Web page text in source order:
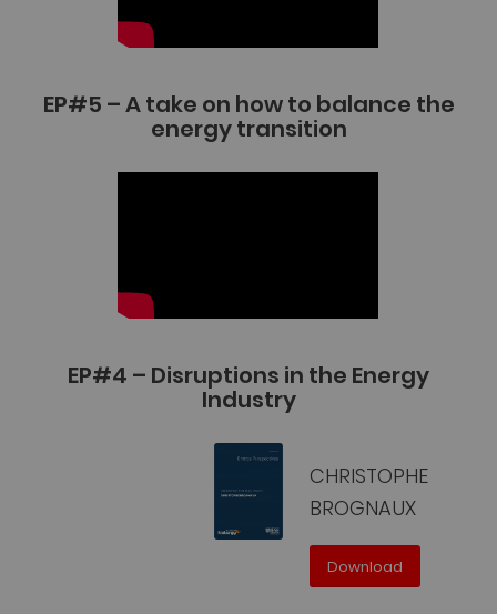
EP#5 – A take on how to balance the
energy transition
EP#4 – Disruptions in the Energy
Industry
CHRISTOPHE
BROGNAUX
Download